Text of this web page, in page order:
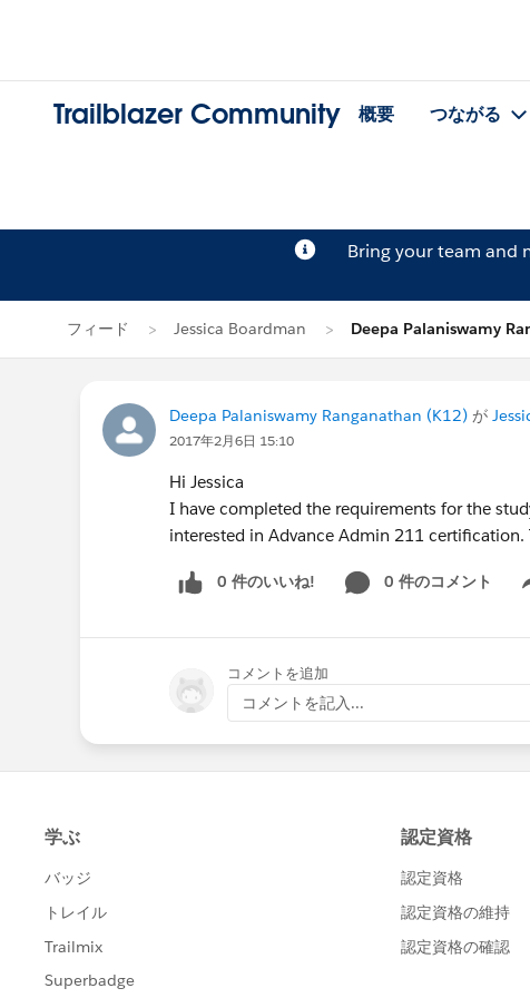
Trailblazer Community 概要 つながる
Bring your team and
フィード Jessica Boardman Deepa Palaniswamy
Deepa Palaniswamy Ranganathan (K12) が
2017年2月6日 15:10
Hi Jessica
I have completed the requirements for the
interested in Advance Admin 211 certification.
0 件のいいね! 0 件のコメント
コメントを追加
コメントを記入...